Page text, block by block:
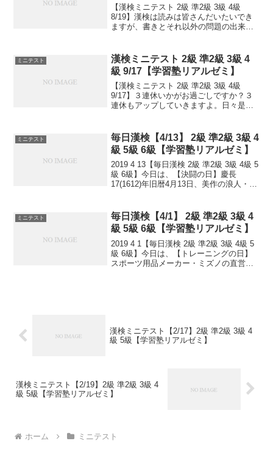
【漢検ミニテスト 2級 準2級 3級 4級
8/19】漢検は読みは皆さんだいたいでき
ますが、書きとそれ以外の問題の出来具
といて、覚えていくためのテストです。
目指せ 合格...
ミニテスト
漢検ミニテスト 2級 準2級 3級 4
級 9/17【学習塾リアルゼミ】
【漢検ミニテスト 2級 準2級 3級 4級
9/17】３連休いかがお過ごしですか？３
連休もアップしていきますよ。日々是精
か？受験希望の方、とりあえず連絡お待
ちしてます...
ミニテスト
毎日漢検【4/13】 2級 準2級 3級 4
級 5級 6級【学習塾リアルゼミ】
2019 4 13【毎日漢検 2級 準2級 3級 4級 5
級 6級】今日は、【決闘の日】慶長
17(1612)年旧暦4月13日、美作の浪人・宮
島)で行われました。【浄水...
ミニテスト
毎日漢検【4/1】 2級 準2級 3級 4
級 5級 6級【学習塾リアルゼミ】
2019 4 1【毎日漢検 2級 準2級 3級 4級 5
級 6級】今日は、【トレーニングの日】
スポーツ用品メーカー・ミズノの直営
漢検ミニテスト【2/17】2級 準2級 3級 4
級 5級【学習塾リアルゼミ】
漢検ミニテスト【2/19】2級 準2級 3級 4
級 5級【学習塾リアルゼミ】
ホーム ミニテスト